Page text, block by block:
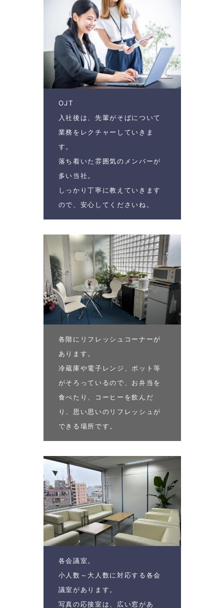
OJT
入社後は、先輩がそばについて
業務をレクチャーしていきま
す。
落ち着いた雰囲気のメンバーが
多い当社。
しっかり丁寧に教えていきます
ので、安心してくださいね。
各階にリフレッシュコーナーが
あります。
冷蔵庫や電子レンジ、ポット等
がそろっているので、お弁当を
食べたり、コーヒーを飲んだ
り、思い思いのリフレッシュが
できる場所です。
各会議室。
小人数～大人数に対応する各会
議室があります。
写真の応接室は、広い窓があ